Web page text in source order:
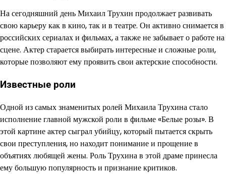
На сегодняшний день Михаил Трухин продолжает развивать
свою карьеру как в кино, так и в театре. Он активно снимается в
российских сериалах и фильмах, а также не забывает о работе на
сцене. Актер старается выбирать интересные и сложные роли,
которые позволяют ему проявить свои актерские способности.
Известные роли
Одной из самых знаменитых ролей Михаила Трухина стало
исполнение главной мужской роли в фильме «Белые розы». В
этой картине актер сыграл убийцу, который пытается скрыть
свои преступления, но находит понимание и прощение в
объятиях любящей жены. Роль Трухина в этой драме принесла
ему большую популярность и признание критиков.